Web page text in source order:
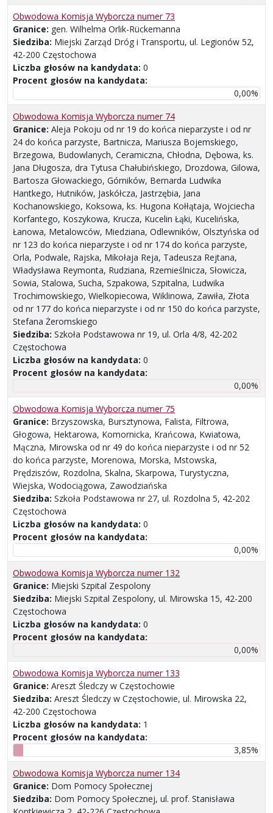
Obwodowa Komisja Wyborcza numer 73
Granice: gen. Wilhelma Orlik-Rückemanna
Siedziba: Miejski Zarząd Dróg i Transportu, ul. Legionów 52,
42-200 Częstochowa
Liczba głosów na kandydata: 0
Procent głosów na kandydata:
0,00%
Obwodowa Komisja Wyborcza numer 74
Granice: Aleja Pokoju od nr 19 do końca nieparzyste i od nr
24 do końca parzyste, Bartnicza, Mariusza Bojemskiego,
Brzegowa, Budowlanych, Ceramiczna, Chłodna, Dębowa, ks.
Jana Długosza, dra Tytusa Chałubińskiego, Drozdowa, Gilowa,
Bartosza Głowackiego, Górników, Bernarda Ludwika
Hantkego, Hutników, Jaskółcza, Jastrzębia, Jana
Kochanowskiego, Koksowa, ks. Hugona Kołłątaja, Wojciecha
Korfantego, Koszykowa, Krucza, Kucelin Łąki, Kucelińska,
Łanowa, Metalowców, Miedziana, Odlewników, Olsztyńska od
nr 123 do końca nieparzyste i od nr 174 do końca parzyste,
Orla, Podwale, Rajska, Mikołaja Reja, Tadeusza Rejtana,
Władysława Reymonta, Rudziana, Rzemieślnicza, Słowicza,
Sowia, Stalowa, Sucha, Szpakowa, Szpitalna, Ludwika
Trochimowskiego, Wielkopiecowa, Wiklinowa, Zawiła, Złota
od nr 177 do końca nieparzyste i od nr 150 do końca parzyste,
Stefana Żeromskiego
Siedziba: Szkoła Podstawowa nr 19, ul. Orla 4/8, 42-202
Częstochowa
Liczba głosów na kandydata: 0
Procent głosów na kandydata:
0,00%
Obwodowa Komisja Wyborcza numer 75
Granice: Brzyszowska, Bursztynowa, Falista, Filtrowa,
Głogowa, Hektarowa, Komornicka, Krańcowa, Kwiatowa,
Mączna, Mirowska od nr 49 do końca nieparzyste i od nr 52
do końca parzyste, Morenowa, Morska, Mstowska,
Prędziszów, Rozdolna, Skalna, Skarpowa, Turystyczna,
Wiejska, Wodociągowa, Zawodziańska
Siedziba: Szkoła Podstawowa nr 27, ul. Rozdolna 5, 42-202
Częstochowa
Liczba głosów na kandydata: 0
Procent głosów na kandydata:
0,00%
Obwodowa Komisja Wyborcza numer 132
Granice: Miejski Szpital Zespolony
Siedziba: Miejski Szpital Zespolony, ul. Mirowska 15, 42-200
Częstochowa
Liczba głosów na kandydata: 0
Procent głosów na kandydata:
0,00%
Obwodowa Komisja Wyborcza numer 133
Granice: Areszt Śledczy w Częstochowie
Siedziba: Areszt Śledczy w Częstochowie, ul. Mirowska 22,
42-200 Częstochowa
Liczba głosów na kandydata: 1
Procent głosów na kandydata:
3,85%
Obwodowa Komisja Wyborcza numer 134
Granice: Dom Pomocy Społecznej
Siedziba: Dom Pomocy Społecznej, ul. prof. Stanisława